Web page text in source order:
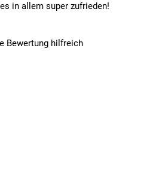
in allem super zufrieden!
Bewertung hilfreich